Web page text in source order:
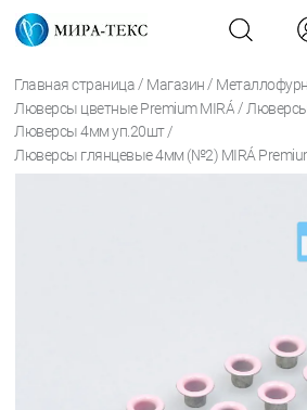
Главная страница / Магазин /
Люверсы цветные Premium MIRÁ /
Люверсы 4мм уп.20шт /
Люверсы глянцевые 4мм (№2) MIRÁ